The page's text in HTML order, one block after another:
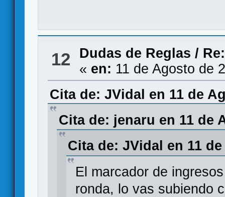
12 Dudas de Reglas /
« en: 11 de Agosto de
Cita de: JVidal en 11 de
Cita de: jenaru en 11 de
Cita de: JVidal en 11
El marcador de
ronda, lo vas subiendo